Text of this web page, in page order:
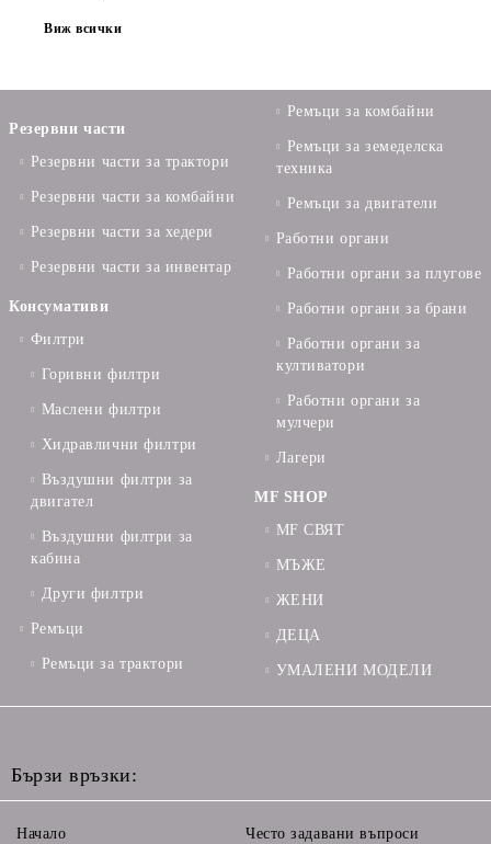
Виж всички
Резервни части
Резервни части за трактори
Резервни части за комбайни
Резервни части за хедери
Резервни части за инвентар
Консумативи
Филтри
Горивни филтри
Маслени филтри
Хидравлични филтри
Въздушни филтри за
двигател
Въздушни филтри за
кабина
Други филтри
Ремъци
Ремъци за трактори
Ремъци за комбайни
Ремъци за земеделска
техника
Ремъци за двигатели
Работни органи
Работни органи за плугове
Работни органи за брани
Работни органи за
култиватори
Работни органи за
мулчери
Лагери
MF SHOP
MF СВЯТ
МЪЖЕ
ЖЕНИ
ДЕЦА
УМАЛЕНИ МОДЕЛИ
Бързи връзки:
Начало Често задавани въпроси